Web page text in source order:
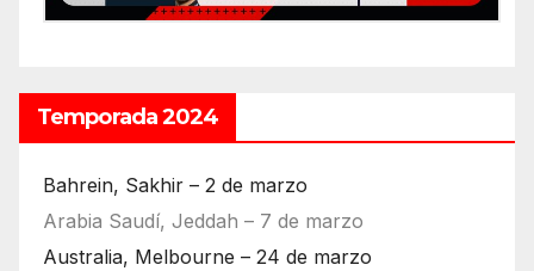
Temporada 2024
Bahrein, Sakhir – 2 de marzo
Arabia Saudí, Jeddah – 7 de marzo
Australia, Melbourne – 24 de marzo